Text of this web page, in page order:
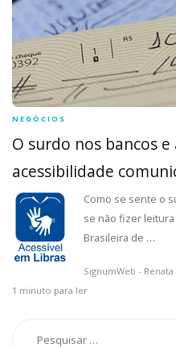
NEGÓCIOS
O surdo nos bancos
acessibilidade
Como se sente o
se não fizer
Brasileira de …
SignumWeb - Renata
1 minuto para ler